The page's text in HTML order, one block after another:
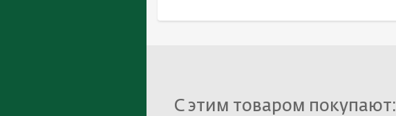
С этим товаром покупают: